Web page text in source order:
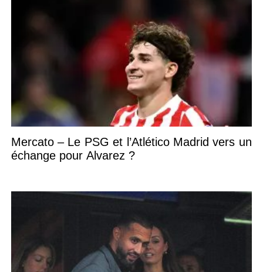
Mercato – Le PSG et l’Atlético Madrid vers un
échange pour Alvarez ?